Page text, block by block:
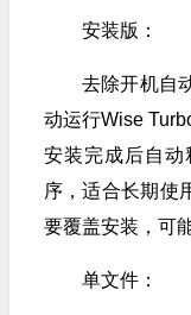
安装版：
去除开机自
动运行Wise
安装完成后自
序，适合长期使
要覆盖安装，可
单文件：